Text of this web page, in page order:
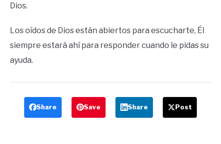
Dios.
Los oídos de Dios están abiertos para escucharte, Él
siempre estará ahí para responder cuando le pidas su
ayuda.
Share Save Share Post